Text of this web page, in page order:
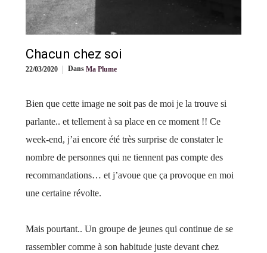
Chacun chez soi
22/03/2020 Dans Ma Plume
Bien que cette image ne soit pas de moi je la trouve si
parlante.. et tellement à sa place en ce moment !! Ce
week-end, j’ai encore été très surprise de constater le
nombre de personnes qui ne tiennent pas compte des
recommandations… et j’avoue que ça provoque en moi
une certaine révolte.
Mais pourtant.. Un groupe de jeunes qui continue de se
rassembler comme à son habitude juste devant chez